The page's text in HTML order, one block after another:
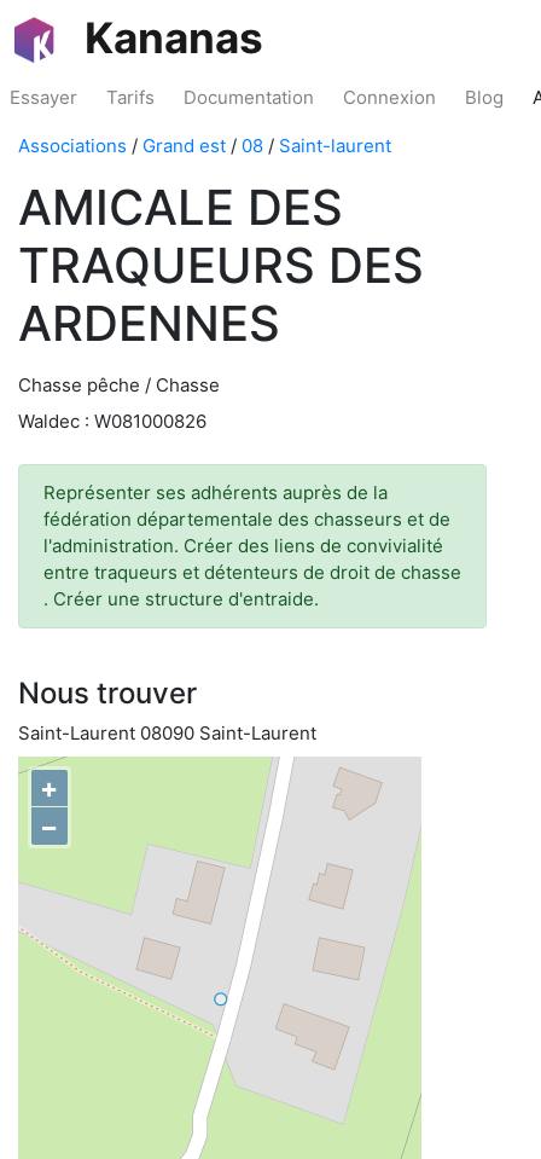
Kananas
Essayer Tarifs Documentation Connexion Blog
Associations / Grand est / 08 / Saint-laurent
AMICALE DES
TRAQUEURS DES
ARDENNES
Chasse pêche / Chasse
Waldec : W081000826
Représenter ses adhérents auprès de la
fédération départementale des chasseurs et de
l'administration. Créer des liens de convivialité
entre traqueurs et détenteurs de droit de chasse
. Créer une structure d'entraide.
Nous trouver
Saint-Laurent 08090 Saint-Laurent
+
−